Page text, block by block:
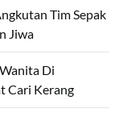
Tim Sepak
Jiwa
Di
Cari Kerang